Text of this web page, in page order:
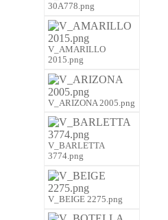
30A778.png
V_AMARILLO
2015.png
V_ARIZONA 2005.png
V_BARLETTA
3774.png
V_BEIGE 2275.png